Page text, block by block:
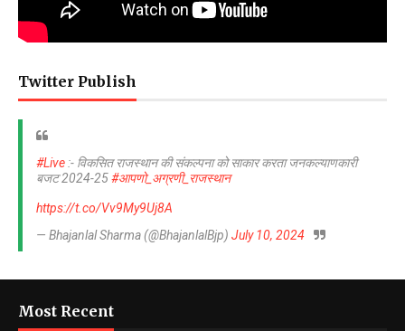
Twitter Publish
#Live :- विकसित राजस्थान की संकल्पना को साकार करता जनकल्याणकारी
बजट 2024-25#आपणो_अग्रणी_राजस्थान
https://t.co/Vv9My9Uj8A
— Bhajanlal Sharma (@BhajanlalBjp) July 10, 2024
Most Recent